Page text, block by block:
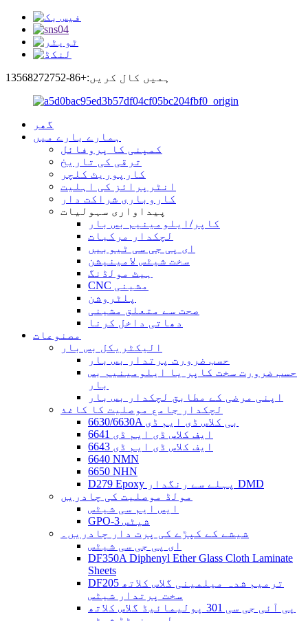
ہمیں کال کریں:+86-13568272752
گھر
ہمارے بارے میں
کمپنی کا پروفائل
ترقی کی تاریخ
کارپوریٹ کلچر
انٹرپرائز کی اہلیت
کاروباری شراکت دار
پیداواری سہولیات
کاپر/ایلومینیم بس بار
لچکدار مرکبات
ای پی جی سی ٹیوبیں
سخت شیٹس لامینیشن
ہیٹ مولڈنگ
CNC مشینی
پلٹروشن
صحت سے متعلق مشینی
دھاتی داخل کرنا
مصنوعات
الیکٹریکل بس بار
حسب ضرورت پرتدار بس بار
حسب ضرورت سخت کاپر یا ایلومینیم بس
بار
اپنی مرضی کے مطابق لچکدار بس بار
لچکدار جامع موصلیت کا کاغذ
6630/6630A بی کلاس ڈی ایم ڈی
6641 ایف کلاس ڈی ایم ڈی
6643 ایف کلاس ڈی ایم ڈی
6640 NMN
6650 NHN
D279 Epoxy پہلے سے رنگدار DMD
مولڈ موصلیت کی چادریں
ایس ایم سی شیٹس
GPO-3 شیٹس
شیشے کے کپڑے کی پرت دار چادریں۔
ای پی جی سی شیٹس
DF350A Diphenyl Ether Glass Cloth Laminate
Sheets
DF205 ترمیم شدہ میلمینی گلاس کلاتھ
سخت پرتدار شیٹس
پی آئی جی سی 301 پولیمائیڈ گلاس کلاتھ